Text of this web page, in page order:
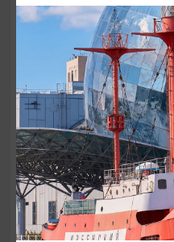
Аудиоспектакль
косы»
01.02.2026 -
Куршская коса
ОТ 2500₽